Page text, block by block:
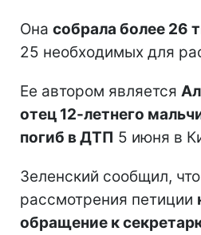
Она собрала более 26
25 необходимых для
Ее автором является
отец 12-летнего
погиб в ДТП 5 июня в
Зеленский сообщил,
рассмотрения петиции
обращение к